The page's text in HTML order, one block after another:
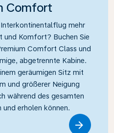
Comfort
mehr
und Komfort? Buchen Sie
Comfort Class und
abgetrennte Kabine.
geräumigen Sitz mit
und größerer Neigung
während des gesamten
und erholen können.